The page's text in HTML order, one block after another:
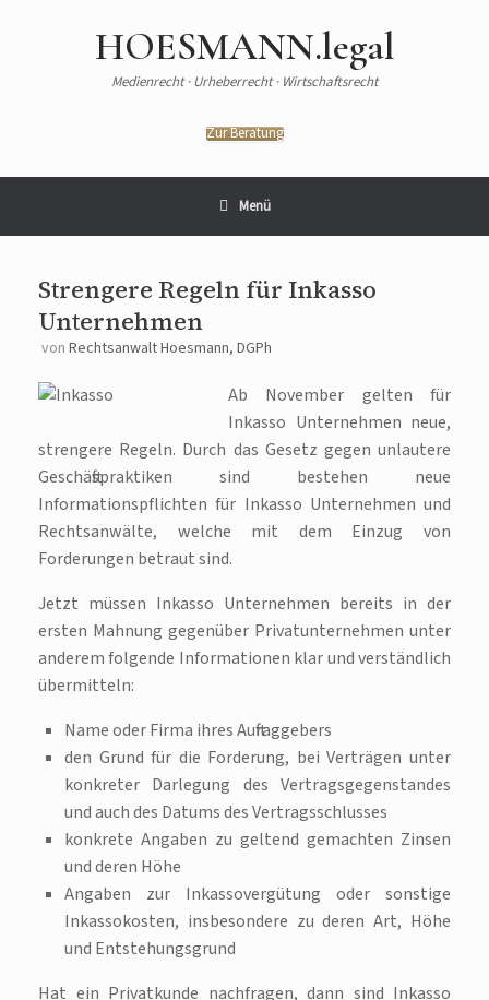
HOESMANN.legal
Medienrecht · Urheberrecht · Wirtschaftsrecht
Zur Beratung
Menü
Strengere Regeln für Inkasso
Unternehmen
von Rechtsanwalt Hoesmann, DGPh
Ab November gelten für
Inkasso Unternehmen neue,
strengere Regeln. Durch das Gesetz gegen unlautere
Geschäftspraktiken sind bestehen neue
Informationspflichten für Inkasso Unternehmen und
Rechtsanwälte, welche mit dem Einzug von
Forderungen betraut sind.
Jetzt müssen Inkasso Unternehmen bereits in der
ersten Mahnung gegenüber Privatunternehmen unter
anderem folgende Informationen klar und verständlich
übermitteln:
Name oder Firma ihres Auftraggebers
den Grund für die Forderung, bei Verträgen unter
konkreter Darlegung des Vertragsgegenstandes
und auch des Datums des Vertragsschlusses
konkrete Angaben zu geltend gemachten Zinsen
und deren Höhe
Angaben zur Inkassovergütung oder sonstige
Inkassokosten, insbesondere zu deren Art, Höhe
und Entstehungsgrund
Hat ein Privatkunde nachfragen, dann sind Inkasso